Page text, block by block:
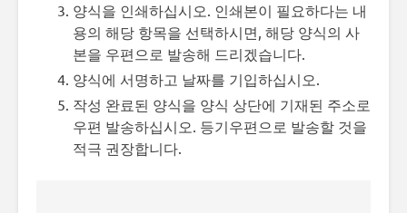
양식을 인쇄하십시오. 인쇄본이 필요하다는 내
용의 해당 항목을 선택하시면, 해당 양식의 사
본을 우편으로 발송해 드리겠습니다.
양식에 서명하고 날짜를 기입하십시오.
작성 완료된 양식을 양식 상단에 기재된 주소로
우편 발송하십시오. 등기우편으로 발송할 것을
적극 권장합니다.